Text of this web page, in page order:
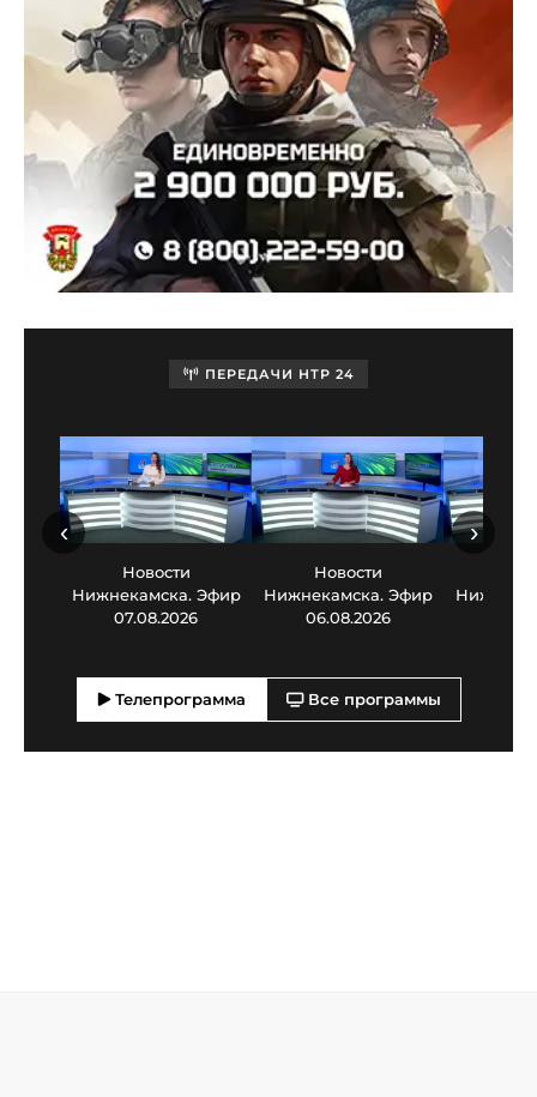
ПЕРЕДАЧИ НТР 24
Новости
Нижнекамска. Эфир
07.08.2026
Новости
Нижнекамска. Эфир
06.08.2026
‹ ›
Телепрограмма Все программы